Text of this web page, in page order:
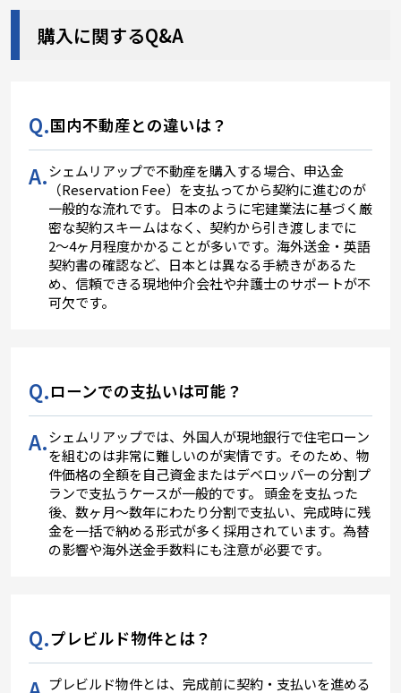
購入に関するQ&A
Q.国内不動産との違いは？
A.シェムリアップで不動産を購入する場合、申込金
（Reservation Fee）を支払ってから契約に進むのが
一般的な流れです。 日本のように宅建業法に基づく厳
密な契約スキームはなく、契約から引き渡しまでに
2〜4ヶ月程度かかることが多いです。海外送金・英語
契約書の確認など、日本とは異なる手続きがあるた
め、信頼できる現地仲介会社や弁護士のサポートが不
可欠です。
Q.ローンでの支払いは可能？
A.シェムリアップでは、外国人が現地銀行で住宅ローン
を組むのは非常に難しいのが実情です。そのため、物
件価格の全額を自己資金またはデベロッパーの分割プ
ランで支払うケースが一般的です。 頭金を支払った
後、数ヶ月〜数年にわたり分割で支払い、完成時に残
金を一括で納める形式が多く採用されています。為替
の影響や海外送金手数料にも注意が必要です。
Q.プレビルド物件とは？
プレビルド物件とは、完成前に契約・支払いを進める